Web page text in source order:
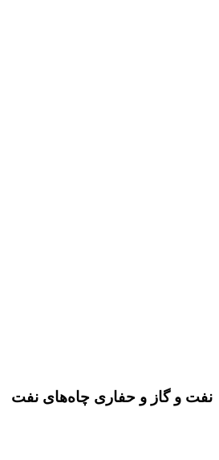
نفت و گاز و حفاری چاه‌های نفت